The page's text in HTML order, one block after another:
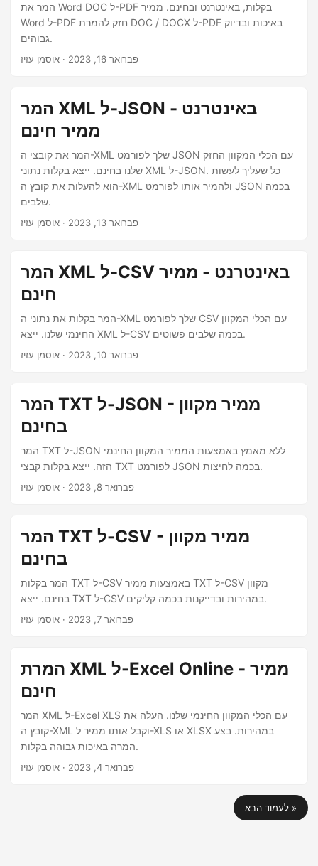
המר את Word DOC ל-PDF בקלות, באינטרנט ובחינם. ממיר
Word ל-PDF חזק להמרת DOC / DOCX ל-PDF באיכות ובדיוק
גבוהים.
פברואר 16, 2023 · אוסמן עזיז
המר XML ל-JSON באינטרנט -
ממיר חינם
המר את קובצי ה-XML שלך לפורמט JSON עם הכלי המקוון החזק
שלנו בחינם. ייצא בקלות נתוני XML ל-JSON. כל שעליך לעשות
הוא להעלות את קובץ ה-XML ולהמיר אותו לפורמט JSON בכמה
שלבים.
פברואר 13, 2023 · אוסמן עזיז
המר XML ל-CSV באינטרנט - ממיר
חינם
המר בקלות את נתוני ה-XML שלך לפורמט CSV עם הכלי המקוון
החינמי שלנו. ייצא XML ל-CSV בכמה שלבים פשוטים.
פברואר 10, 2023 · אוסמן עזיז
המר TXT ל-JSON - ממיר מקוון
בחינם
המר TXT ל-JSON ללא מאמץ באמצעות הממיר המקוון החינמי
הזה. ייצא בקלות קבצי TXT לפורמט JSON בכמה לחיצות.
פברואר 8, 2023 · אוסמן עזיז
המר TXT ל-CSV - ממיר מקוון
בחינם
המר בקלות TXT ל-CSV באמצעות ממיר TXT ל-CSV מקוון
בחינם. ייצא TXT ל-CSV במהירות ובדייקנות בכמה קליקים.
פברואר 7, 2023 · אוסמן עזיז
המרת XML ל-Excel Online - ממיר
חינם
המר XML ל-Excel XLS עם הכלי המקוון החינמי שלנו. העלה את
קובץ ה-XML וקבל אותו ממיר ל-XLS או XLSX במהירות. בצע
המרה באיכות גבוהה בקלות.
פברואר 4, 2023 · אוסמן עזיז
לעמוד הבא »